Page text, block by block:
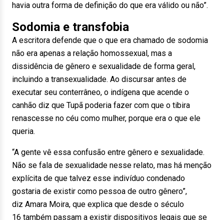
havia outra forma de definição do que era válido ou não”.
Sodomia e transfobia
A escritora defende que o que era chamado de sodomia
não era apenas a relação homossexual, mas a
dissidência de gênero e sexualidade de forma geral,
incluindo a transexualidade. Ao discursar antes de
executar seu conterrâneo, o indígena que acende o
canhão diz que Tupã poderia fazer com que o tibira
renascesse no céu como mulher, porque era o que ele
queria.
“A gente vê essa confusão entre gênero e sexualidade.
Não se fala de sexualidade nesse relato, mas há menção
explícita de que talvez esse indivíduo condenado
gostaria de existir como pessoa de outro gênero”,
diz Amara Moira, que explica que desde o século
16 também passam a existir dispositivos legais que se